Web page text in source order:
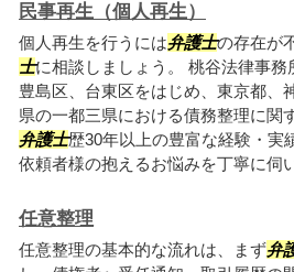
民事再生（個人再生）
個人再生を行うには弁護士の存在が
士に相談しましょう。 桃谷法律事務
豊島区、台東区をはじめ、東京都、
県の一都三県における債務整理に関
弁護士歴30年以上の豊富な経験・実
依頼者様の抱えるお悩みを丁寧に伺
任意整理
任意整理の基本的な流れは、まず弁